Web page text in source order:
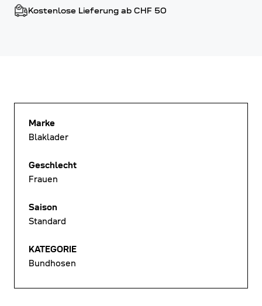
Kostenlose Lieferung ab CHF 50
Marke
Blaklader
Geschlecht
Frauen
Saison
Standard
KATEGORIE
Bundhosen